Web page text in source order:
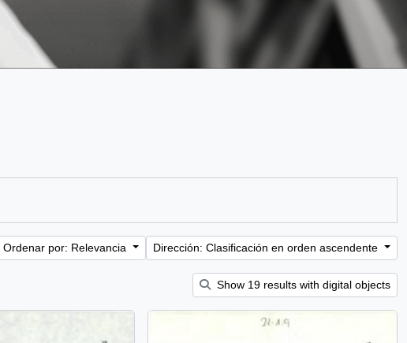
Ordenar por: Relevancia Dirección: Clasificación en orden ascendente
Show 19 results with digital objects